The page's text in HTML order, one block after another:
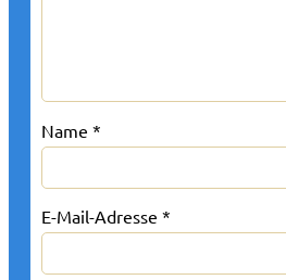
Name *
E-Mail-Adresse *